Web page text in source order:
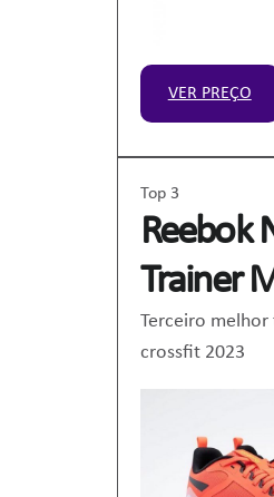
VER PREÇO
Top 3
Reebok
Trainer
Terceiro
crossfit 2023